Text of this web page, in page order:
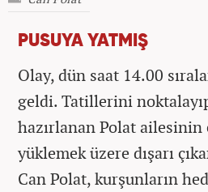
PUSUYA YATMIŞ
Olay, dün saat 14.00
geldi. Tatillerini
hazırlanan Polat ailesinin
yüklemek üzere dışarı
Can Polat, kurşunların